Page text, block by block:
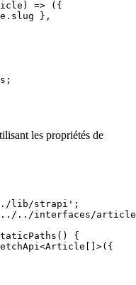
) => ({
. slug } ,
;
les propriétés de
lib/strapi ' ;
../../interfaces/article
()
{
<Article >( {